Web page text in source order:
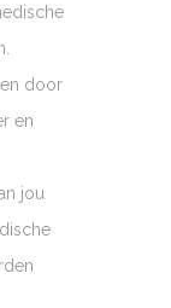
door
en
jou